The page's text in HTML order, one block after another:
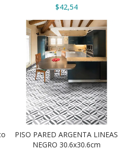
$42,54
AÑADIR AL CARRITO
PISO PARED ARGENTA LINEAS
NEGRO 30.6x30.6cm